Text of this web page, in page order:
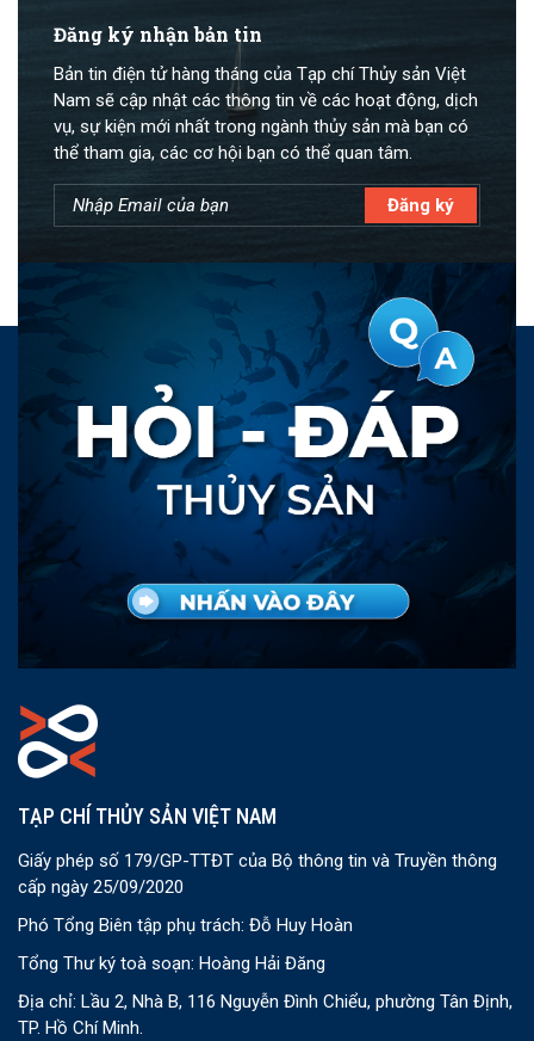
Đăng ký nhận bản tin
Bản tin điện tử hàng tháng của Tạp chí Thủy sản Việt
Nam sẽ cập nhật các thông tin về các hoạt động, dịch
vụ, sự kiện mới nhất trong ngành thủy sản mà bạn có
thể tham gia, các cơ hội bạn có thể quan tâm.
TẠP CHÍ THỦY SẢN VIỆT NAM
Giấy phép số 179/GP-TTĐT của Bộ thông tin và Truyền thông
cấp ngày 25/09/2020
Phó Tổng Biên tập phụ trách: Đỗ Huy Hoàn
Tổng Thư ký toà soạn: Hoàng Hải Đăng
Địa chỉ: Lầu 2, Nhà B, 116 Nguyễn Đình Chiểu, phường Tân Định,
TP. Hồ Chí Minh.